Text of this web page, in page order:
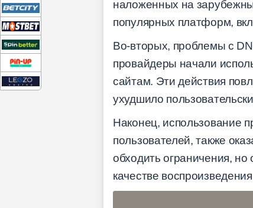
наложенных на
популярных платформ,
Во-вторых, проблемы с
провайдеры начали
сайтам. Эти действия
ухудшило
Наконец, использование
пользователей, также
обходить ограничения, но
качестве